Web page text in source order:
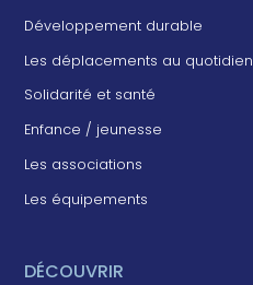
Développement durable
Les déplacements au quotidien
Solidarité et santé
Enfance / jeunesse
Les associations
Les équipements
DÉCOUVRIR